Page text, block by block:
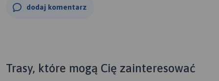
dodaj komentarz
Trasy, które mogą Cię zainteresować